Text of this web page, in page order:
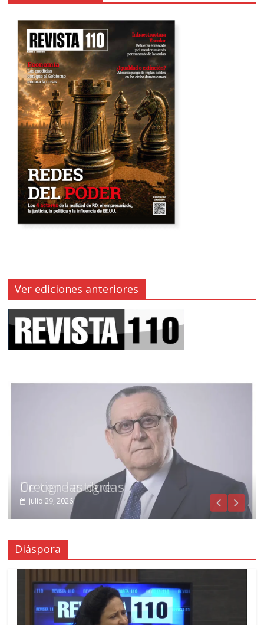
Ver ediciones anteriores
De tigre a tigre
julio 31, 2026
Crecen las dudas
julio 29, 2026
Diáspora